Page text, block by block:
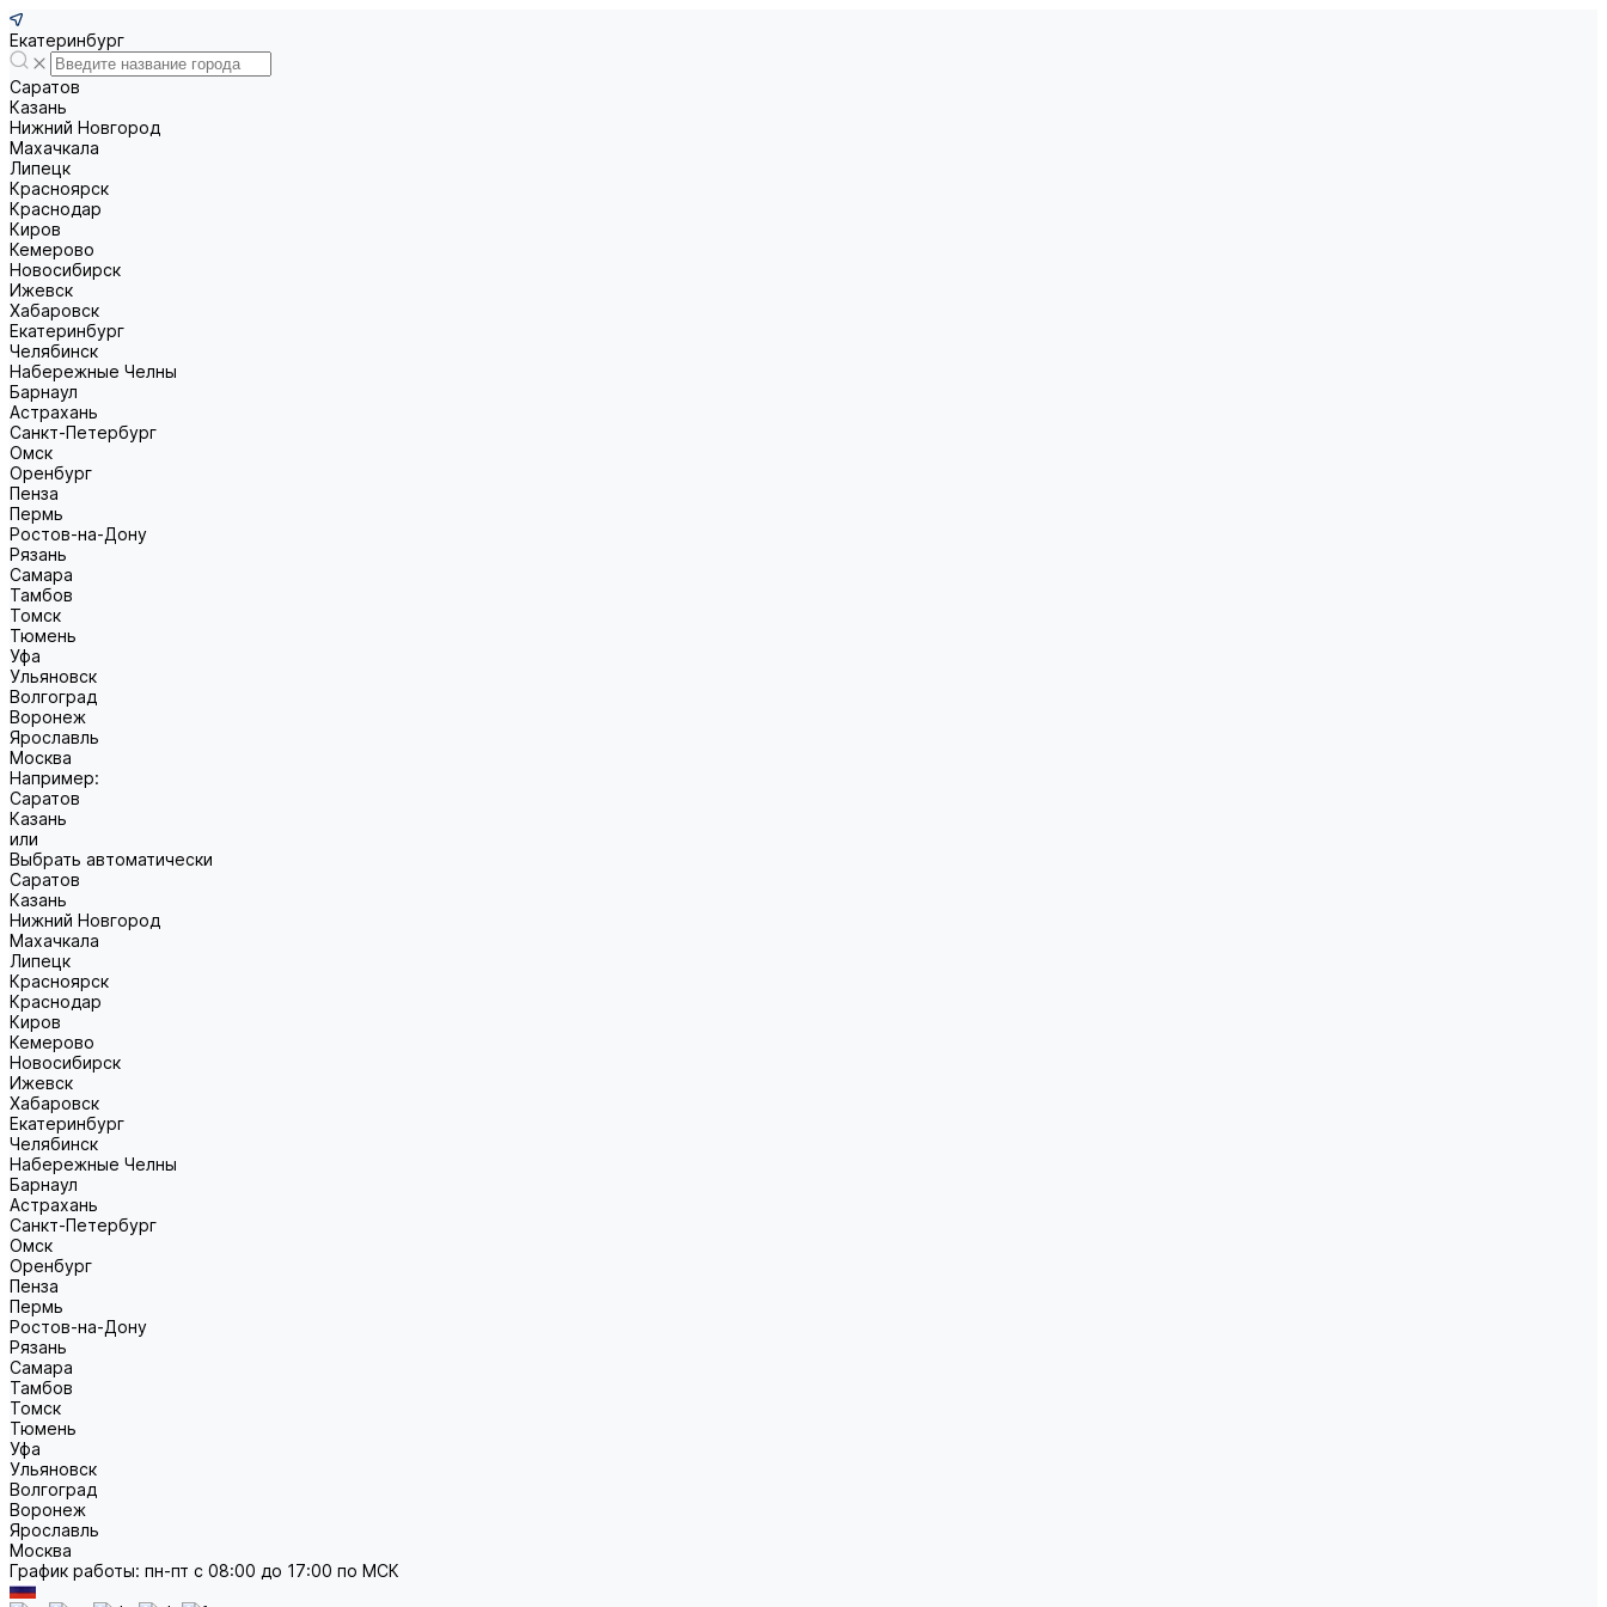
Екатеринбург
Саратов
Казань
Нижний Новгород
Махачкала
Липецк
Красноярск
Краснодар
Киров
Кемерово
Новосибирск
Ижевск
Хабаровск
Екатеринбург
Челябинск
Набережные Челны
Барнаул
Астрахань
Санкт-Петербург
Омск
Оренбург
Пенза
Пермь
Ростов-на-Дону
Рязань
Самара
Тамбов
Томск
Тюмень
Уфа
Ульяновск
Волгоград
Воронеж
Ярославль
Москва
Например:
Саратов
Казань
или
Выбрать автоматически
Саратов
Казань
Нижний Новгород
Махачкала
Липецк
Красноярск
Краснодар
Киров
Кемерово
Новосибирск
Ижевск
Хабаровск
Екатеринбург
Челябинск
Набережные Челны
Барнаул
Астрахань
Санкт-Петербург
Омск
Оренбург
Пенза
Пермь
Ростов-на-Дону
Рязань
Самара
Тамбов
Томск
Тюмень
Уфа
Ульяновск
Волгоград
Воронеж
Ярославль
Москва
График работы: пн-пт с 08:00 до 17:00 по МСК